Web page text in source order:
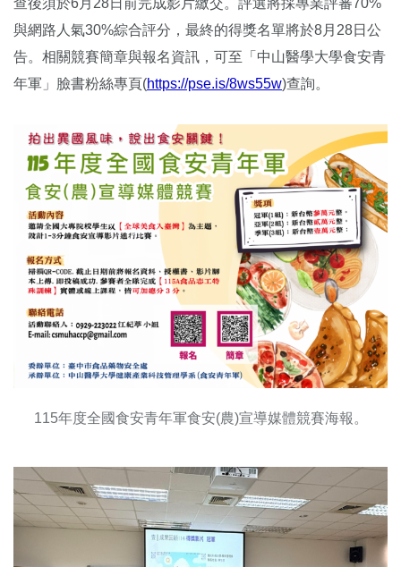
查後須於6月28日前完成影片繳交。評選將採專業評審70%
與網路人氣30%綜合評分，最終的得獎名單將於8月28日公
告。相關競賽簡章與報名資訊，可至「中山醫學大學食安青
年軍」臉書粉絲專頁(https://pse.is/8ws55w)查詢。
115年度全國食安青年軍食安(農)宣導媒體競賽海報。